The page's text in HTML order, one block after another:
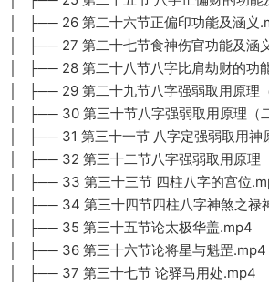
│ ├── 26 第二十六节正偏印功能及涵义
│ ├── 27 第二十七节食神伤官功能及涵
│ ├── 28 第二十八节八字比肩劫财的功
│ ├── 29 第二十九节八字强弱取用原理
│ ├── 30 第三十节八字强弱取用原理（
│ ├── 31 第三十一节 八字定强弱取用神
│ ├── 32 第三十二节八字强弱取用原理
│ ├── 33 第三十三节 四柱八字的宫位
│ ├── 34 第三十四节四柱八字神煞之禄
│ ├── 35 第三十五节论太极华盖.mp4
│ ├── 36 第三十六节论将星与魁罡.mp4
│ ├── 37 第三十七节 论驿马用处.mp4